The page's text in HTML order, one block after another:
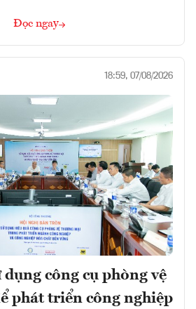
Đọc ngay
18:59, 07/08/2026
công cụ phòng vệ
phát triển công nghiệp